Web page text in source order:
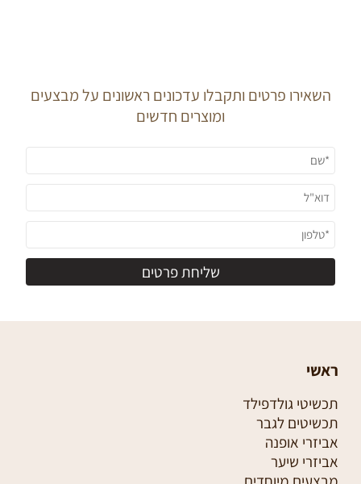
השאירו פרטים ותקבלו עדכונים ראשונים על מבצעים
ומוצרים חדשים
ראשי
תכשיטי גולדפילד
תכשיטים לגבר
אביזרי אופנה
אביזרי שיער